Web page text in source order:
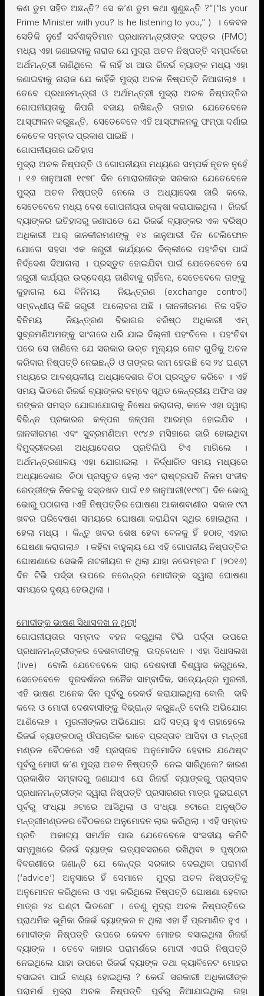
କଣ ତୁମ ସହିତ ଅଛନ୍ତି? ସେ କ’ଣ ତୁମ କଥା ଶୁଣୁଛନ୍ତି ?”(“Is your
Prime Minister with you? Is he listening to you,” ) । କେବଳ
ସେତିକି ନୁହେଁ ସର୍ବଶକ୍ତିମାନ ପ୍ରଧାନମନ୍ତ୍ରୀଙ୍କ ଦପ୍ତର (PMO)
ମଧ୍ୟ ଏହା ଜଣାଇବାକୁ ନାରାଜ ଯେ ମୁଦ୍ରା ଅଚଳ ନିଷ୍ପତ୍ତି ସମ୍ପର୍କରେ
ଅର୍ଥମନ୍ତ୍ରୀ ଜାଣିଥିଲେ କି ନାହିଁ ୪ା ଆଉ ରିଜର୍ଭ ବ୍ୟାଙ୍କ ମଧ୍ୟ ଏହା
ଜଣାଇବାକୁ ନାରାଜ ଯେ କାହିଁକି ମୁଦ୍ରା ଅଚଳ ନିଷ୍ପତ୍ତି ନିଆଗଲା୫ ।
ତେବେ ପ୍ରଧାନମନ୍ତ୍ରୀ ଓ ଅର୍ଥମନ୍ତ୍ରୀ ମୁଦ୍ରା ଅଚଳ ନିଷ୍ପତ୍ତିର
ଗୋପନୀୟତାକୁ କିପରି ବଜାୟ ରଖିଛନ୍ତି ତାହାର ଯେତେବେଳେ
ଆସ୍ଫାଳନ କରୁଛନ୍ତି, ସେତେବେଳେ ଏହି ଆସ୍ଫାଳନକୁ ଫମ୍ପା ଦର୍ଶାଇ
କେତେକ ସମ୍ବାଦ ପ୍ରକାଶ ପାଇଛି ।
ଗୋପନୀୟତାର ଇତିହାସ
ମୁଦ୍ରା ଅଚଳ ନିଷ୍ପତ୍ତି ଓ ଗୋପନୀୟତା ମଧ୍ୟରେ ସମ୍ପର୍କ ନୂତନ ନୁହେଁ
। ୧୬ ଜାନୁଆରୀ ୧୯୭୮ ଦିନ ମୋରାରଜୀଙ୍କ ସରକାର ଯେତେବେଳେ
ମୁଦ୍ରା ଅଚଳ ନିଷ୍ପତ୍ତି ନେଲେ ଓ ଅଧ୍ୟାଦେଶ ଜାରି କଲେ,
ସେତେବେଳେ ମଧ୍ୟ ବେଶ ଗୋପନୀୟତା ରକ୍ଷା କରାଯାଇଥିଲା । ରିଜର୍ଭ
ବ୍ୟାଙ୍କର ଇତିହାସରୁ ଜଣାପଡେ ଯେ ରିଜର୍ଭ ବ୍ୟାଙ୍କର ଏକ ବରିଷ୍ଠ
ଅଧିକାରୀ ଆର୍ ଜାନକୀରମଣଙ୍କୁ ୧୪ ଜାନୁଆରୀ ଦିନ ଟେଲିଫୋନ
ଯୋଗେ ସହସା ଏକ ଜରୁରୀ କାର୍ଯ୍ୟରେ ଦିଲ୍ଲୀରେ ପହଂଚିବା ପାଇଁ
ନିର୍ଦ୍ଦେଶ ଦିଆଗଲା । ପ୍ରସ୍ତୁତ ହୋଇଯିବା ପାଇଁ ଯେତେବେଳେ ସେ
ଜରୁରୀ କାର୍ଯ୍ୟର ଉଦ୍ଦେଶ୍ୟ ଜାଣିବାକୁ ଚାହିଁଲେ, ସେତେବେଳେ ତାଙ୍କୁ
କୁହାଗଲା ଯେ ବିନିମୟ ନିୟନ୍ତ୍ରଣ (exchange control)
ସମ୍ବନ୍ଧୀୟ କିଛି ଜରୁରୀ ଆଲୋଚନା ଅଛି । ଜାନକୀରମଣ ନିଜ ସହିତ
ବିନିମୟ ନିୟନ୍ତ୍ରଣ ବିଭାଗର ବରିଷ୍ଠ ଅଧିକାରୀ ଏମ୍
ସୁବ୍ରମଣିଅମଙ୍କୁ ସାଂଗରେ ଧରି ଯାଇ ଦିଲ୍ଲୀ ପହଂଚିଲେ । ପହଂଚିବା
ପରେ ସେ ଜାଣିଲେ ଯେ ସରକାର ଉଚ୍ଚ ମୂଲ୍ୟର ନୋଟ ଗୁଡିକୁ ଅଚଳ
କରିବାର ନିଷ୍ପତ୍ତି ନେଇଛନ୍ତି ଓ ତାଙ୍କର କାମ ହେଉଛି ସେ ୨୪ ଘଣ୍ଟା
ମଧ୍ୟରେ ଆବଶ୍ୟକୀୟ ଅଧ୍ୟାଦେଶର ଚିଠା ପ୍ରସ୍ତୁତ କରିବେ । ଏହି
ସମୟ ଭିତରେ ରିଜର୍ଭ ବ୍ୟାଙ୍କର ବମ୍ବେ ସ୍ଥିତ କେନ୍ଦ୍ରୀୟ ଅଫିସ ସହ
ତାଙ୍କର ସମସ୍ତ ଯୋଗାଯୋଗକୁ ନିଷେଧ କରାଗଲା, କାଳେ ଏହା ଦ୍ୱାରା
ବିଭିନ୍ନ ପ୍ରକାରର କଳ୍ପନା ଜଳ୍ପନା ଆରମ୍ଭ ହୋଇଯିବ ।
ଜାନକୀରମଣ ଏବଂ ସୁବ୍ରମଣିଅମ ୧୯୪୬ ମସିହାରେ ଜାରି ହୋଇଥିବା
ବିମୁଦ୍ରୀକରଣ ଅଧ୍ୟାଦେଶର ପ୍ରତିଲିପି ଟିଏ ମାଗିଲେ ।
ଅର୍ଥମନ୍ତ୍ରଣାଳୟ ଏହା ଯୋଗାଇଲା । ନିର୍ଦ୍ଧାରିତ ସମୟ ମଧ୍ୟରେ
ଅଧ୍ୟାଦେଶର ଚିଠା ପ୍ରସ୍ତୁତ ହେଲା ଏବଂ ରାଷ୍ଟ୍ରପତି ନିଳମ ସଂଜୀବ
ରେଡ୍ଡୀଙ୍କ ନିକଟକୁ ଦସ୍ତଖତ ପାଇଁ ୧୬ ଜାନୁଆରୀ(୧୯୭୮) ଦିନ ଭୋରୁ
ଭୋରୁ ପଠାଗଲା ।ଏହି ନିଷ୍ପତ୍ତିର ଘୋଷଣା ଆକାଶବାଣୀର ସକାଳ ୯ଟା
ଖବର ପରିବେଷଣ ସମୟରେ ଘୋଷଣା କରାଯିବା ସ୍ଥିର ହୋଇଥିଲା ।
ହେଲା ମଧ୍ୟ । କିନ୍ତୁ ଖବର ଶେଷ ହେବା ବେଳକୁ ହିଁ ହଠାତ୍ ଏହାର
ଘେଷଣା କରାଗଲା୬ । କହିବା ବାହୁଲ୍ୟ ଯେ ଏହି ଗୋପନୀୟ ନିଷ୍ପତ୍ତିର
ଘୋଷଣାରେ ସେଭଳି ନାଟକୀୟତା ନ ଥିଲା ଯାହା ନଭେମ୍ବର ୮ (୨୦୧୬)
ଦିନ ଟିଭି ପର୍ଦ୍ଦା ଉପରେ ନରେନ୍ଦ୍ର ମୋଦୀଙ୍କ ଦ୍ୱାରା ଘୋଷଣା
ସମୟରେ ଦୃଶ୍ୟ ହେଉଥିଲା ।
ମୋଦୀଙ୍କ ଭାଷଣ ସିଧାସଳଖ ନ ଥିଲା!
ଗୋପନୀୟତାର ସମ୍ବାଦ ବହନ କରୁଥିଲା ଟିଭି ପର୍ଦ୍ଦା ଉପରେ
ପ୍ରଧାନମନ୍ତ୍ରୀଙ୍କର ଦେଶବାସୀଙ୍କୁ ଉଦ୍ବୋଧନ । ଏହା ସିଧାସଲଖ
(live) ବୋଲି ଯେତେବେଳେ ସାରା ଦେଶବାସୀ ବିଶ୍ୱାସ କରୁଥିଲେ,
ସେତେବେଳେ ଦୂରଦର୍ଶନର ଜନୈକ ସାମ୍ବାଦିକ, ସତ୍ୟେନ୍ଦ୍ର ମୁରଲୀ,
ଏହି ଭାଷଣ ଅନେକ ଦିନ ପୂର୍ବରୁ୍ ରେକର୍ଡ କରାଯାଇଥିଲା ବୋଲି ଦାବି
କଲେ ଓ ମୋଦୀ ଦେଶବାସୀଙ୍କୁ ବିଭ୍ରାନ୍ତ କରୁଛନ୍ତି ବୋଲି ଅଭିଯୋଗ
ଆଣିଲେ୭ । ମୁରଲୀଙ୍କର ଅଭିଯୋଗ ଯଦି ସତ୍ୟ ହୁଏ ତାହାହେଲେ
ରିଜର୍ଭ ବ୍ୟାଙ୍କଠାରୁ ଔପଚାରିକ ଭାବେ ପ୍ରସ୍ତାବ ଆସିବା ଓ ମନ୍ତ୍ରୀ
ମଣ୍ଡଳ ବୈଠକରେ ଏହି ପ୍ରସ୍ତାବ ଅନୁମୋଦିତ ହେବାର ଯଥେଷ୍ଟ
ପୂର୍ବରୁ ମୋଦୀ କ’ଣ ମୁଦ୍ରା ଅଚଳ ନିଷ୍ପତ୍ତି ନେଇ ସାରିଥିଲେ? କାରଣ
ପ୍ରକାଶିତ ସମ୍ବାଦରୁ ଜଣାଯାଏ ଯେ ରିଜର୍ଭ ବ୍ୟାଙ୍କରୁ ପ୍ରସ୍ତାବ
ପ୍ରଧାନମନ୍ତ୍ରୀଙ୍କ ଦ୍ୱାରା ନିଷ୍ପତ୍ତି ପ୍ରସାରଣର ମାତ୍ର ଦୁଇଘଣ୍ଟା
ପୂର୍ବରୁ ସଂଧ୍ୟା ୬ଟାରେ ଆସିଥିଲା ଓ ସଂଧ୍ୟା ୭ଟାରେ ଅନୁଷ୍ଠିତ
ମନ୍ତ୍ରୀମଣ୍ଡଳର ବୈଠକରେ ଅନୁମୋଦନ ଲାଭ କରିଥିଲା । ଏହି ସମ୍ବାଦ
ପ୍ରତି ଅକାଟ୍ୟ ସମର୍ଥନ ପାଉ ଯେତେବେଳେ ସଂସଦୀୟ କମିଟି
ସମ୍ମୁଖରେ ରିଜର୍ଭ ବ୍ୟାଙ୍କ ଇତ୍ୟବସରରେ ରଖିଥିବା ୭ ପୃଷ୍ଠାର
ବିବରଣୀରେ ଜଣାନ୍ତି ଯେ କେନ୍ଦ୍ର ସରକାର ଦେଇଥିବା ପରାମର୍ଶ
(‘advice’) ଅନୁସାରେ ହିଁ ସେମାନେ ମୁଦ୍ରା ଅଚଳ ନିଷ୍ପତ୍ତିକୁ
ଅନୁମୋଦନ କରିଥିଲେ ଓ ଏହା କରିଥିଲେ ନିଷ୍ପତ୍ତି ଘୋଷଣା ହେବାର
ମାତ୍ର ୨୪ ଘଣ୍ଟା ଭିତରେ୮ । ତେଣୁ ମୁଦ୍ରା ଅଚଳ ନିଷ୍ପତ୍ତିରେ
ପ୍ରାଥମିକ ଭୂମିକା ରିଜର୍ଭ ବ୍ୟାଙ୍କର ନ ଥିଲା ଏହା ହିଁ ପ୍ରମାଣିତ ହୁଏ ।
ମୋଦୀଙ୍କ ନିଷ୍ପତ୍ତି ଉପରେ କେବଳ ମୋହର ବସାଇଥିଲା ରିଜର୍ଭ
ବ୍ୟାଙ୍କ । ତେବେ କାହାର ପରାମର୍ଶରେ ମୋଦୀ ଏପରି ନିଷ୍ପତ୍ତି
ନେଇଥିଲେ ଯାହା ଉପରେ ରିଜର୍ଭ ବ୍ୟାଙ୍କ ତଥା କ୍ୟାବିନେଟ ମୋହର
ବସାଇବା ପାଇଁ ବାଧ୍ୟ ହୋଇଥିଲା ? କେଉଁ ସରକାରୀ ଅଧିକାରୀଙ୍କ
ପରାମର୍ଶ ମୁଦ୍ରା ଅଚଳ ନିଷ୍ପତ୍ତି ପୂର୍ବରୁ ନିଆଯାଇଥିଲା ତାହା